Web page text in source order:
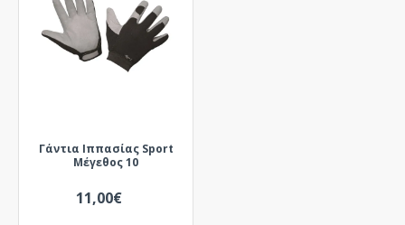
Γάντια Ιππασίας Sport
Μέγεθος 10
11,00€